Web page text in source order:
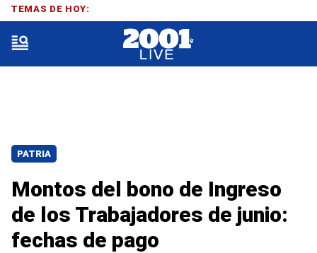
PATRIA
Montos del bono de Ingreso
de los Trabajadores de junio:
fechas de pago
TEMAS DE HOY: